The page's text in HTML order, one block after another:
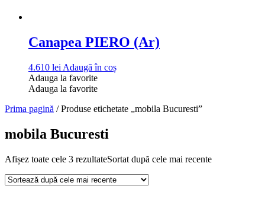
Canapea PIERO (Ar)
4.610 lei Adaugă în coș
Adauga la favorite
Adauga la favorite
Prima pagină / Produse etichetate „mobila Bucuresti”
mobila Bucuresti
Afișez toate cele 3 rezultateSortat după cele mai recente